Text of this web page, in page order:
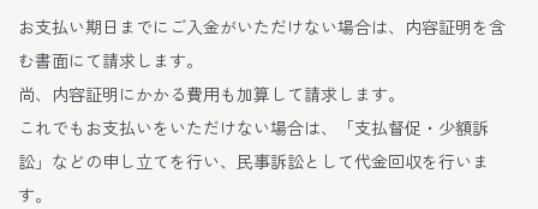
お支払い期日までにご入金がいただけない場合は、内容証明を含
む書面にて請求します。
尚、内容証明にかかる費用も加算して請求します。
これでもお支払いをいただけない場合は、「支払督促・少額訴
訟」などの申し立てを行い、民事訴訟として代金回収を行いま
す。